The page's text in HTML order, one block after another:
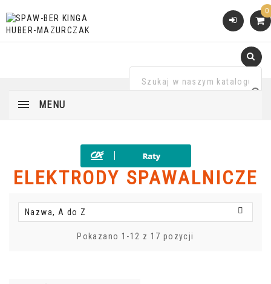
0
MENU
ELEKTRODY SPAWALNICZE
Nazwa, A do Z 
Pokazano 1-12 z 17 pozycji